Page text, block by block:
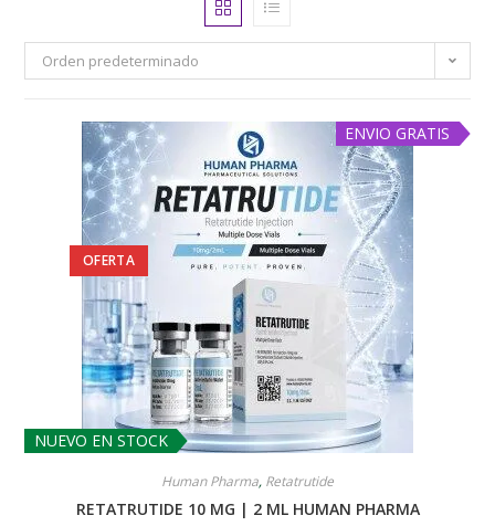
Orden predeterminado
ENVIO GRATIS
NUEVO EN STOCK
OFERTA
Human Pharma, Retatrutide
RETATRUTIDE 10 MG | 2 ML HUMAN PHARMA